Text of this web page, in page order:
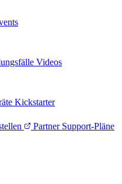
Videos
Kickstarter
Partner Support-Pläne